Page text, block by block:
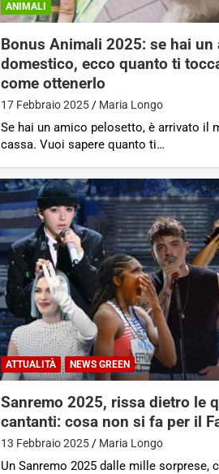
ANIMALI
Bonus Animali 2025: se hai un
domestico, ecco quanto ti
come ottenerlo
17 Febbraio 2025 Maria Longo
Se hai un amico pelosetto, è arrivato il
cassa. Vuoi sapere quanto ti…
ATTUALITÀ NEWS GREEN
Sanremo 2025, rissa dietro le
cantanti: cosa non si fa per il
13 Febbraio 2025 Maria Longo
Un Sanremo 2025 dalle mille sorprese,